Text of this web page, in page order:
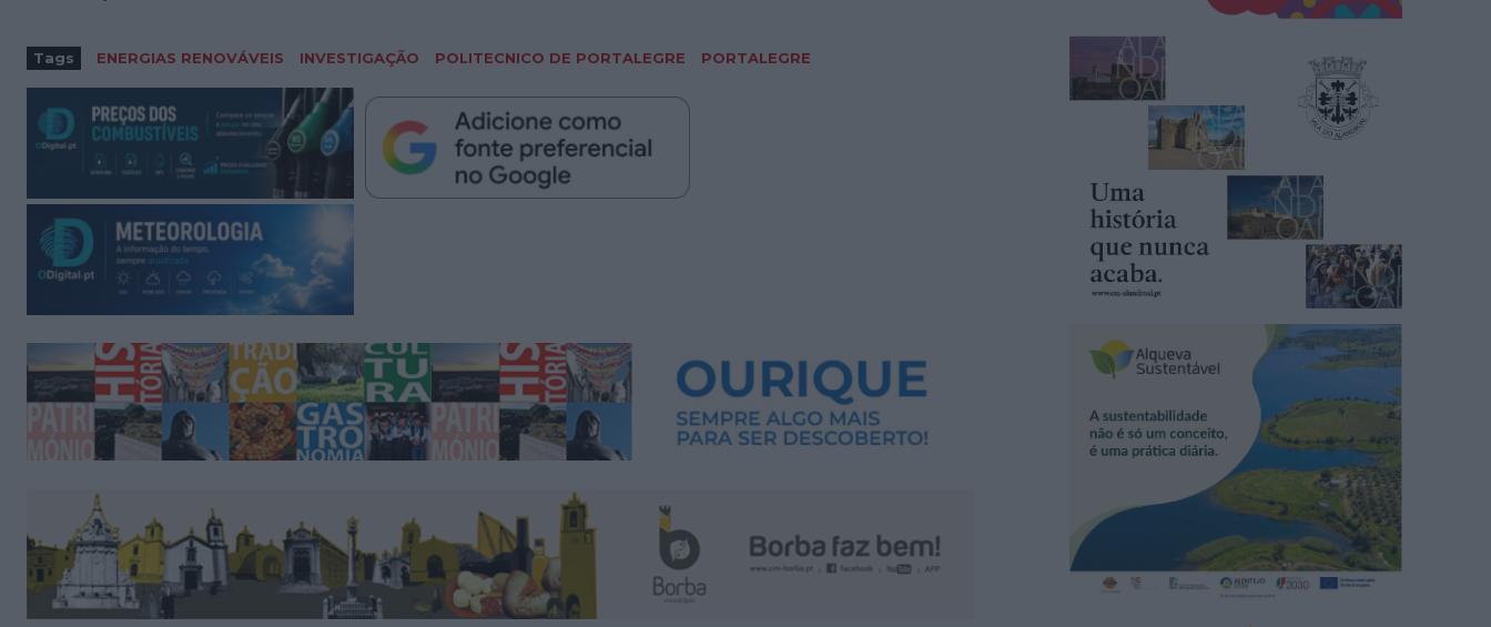
Tags ENERGIAS RENOVÁVEIS INVESTIGAÇÃO POLITECNICO DE PORTALEGRE PORTALEGRE